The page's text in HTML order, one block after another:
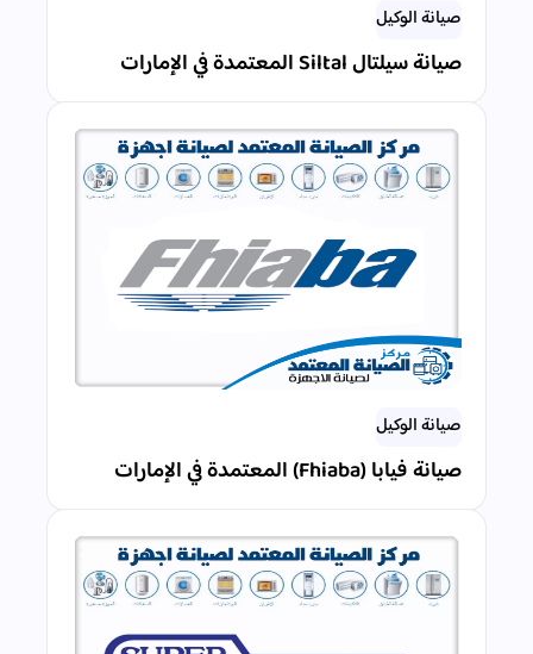
صيانة الوكيل
صيانة سيلتال Siltal المعتمدة في الإمارات
صيانة الوكيل
صيانة فيابا (Fhiaba) المعتمدة في الإمارات